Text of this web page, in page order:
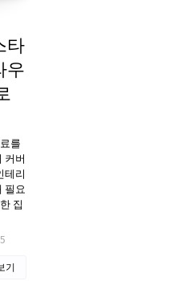
타
우
를
커버
테리
필요
집
기